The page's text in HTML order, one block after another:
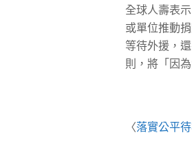
全球人壽表
或單位推動
等待外援，
則，將「因
〈落實公平